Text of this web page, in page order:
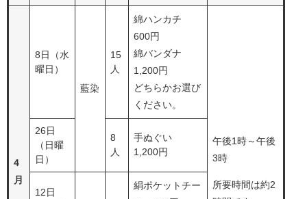
4
月
8日（水
曜日）
藍染
15
人
綿ハンカチ
600円
綿バンダナ
1,200円
どちらかお選び
ください。
午後1時～午後
3時
所要時間は約2
26日
（日曜
日）
8
人
手ぬぐい
1,200円
12日
絹ポケットチー